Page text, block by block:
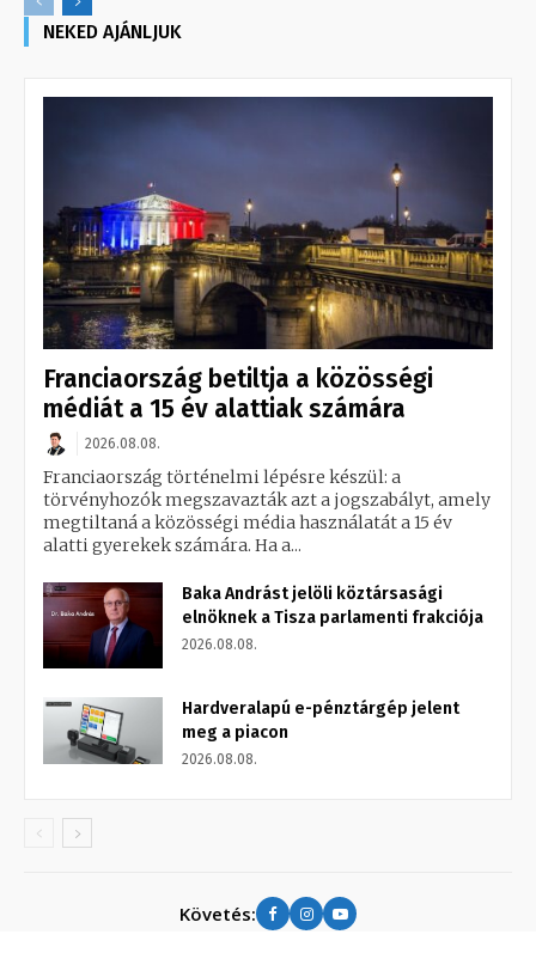
NEKED AJÁNLJUK
Franciaország betiltja a közösségi
médiát a 15 év alattiak számára
2026.08.08.
Franciaország történelmi lépésre készül: a
törvényhozók megszavazták azt a jogszabályt, amely
megtiltaná a közösségi média használatát a 15 év
alatti gyerekek számára. Ha a...
Baka Andrást jelöli köztársasági
elnöknek a Tisza parlamenti frakciója
2026.08.08.
Hardveralapú e-pénztárgép jelent
meg a piacon
2026.08.08.
Követés: